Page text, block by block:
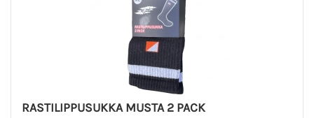
RASTILIPPUSUKKA MUSTA 2 PACK